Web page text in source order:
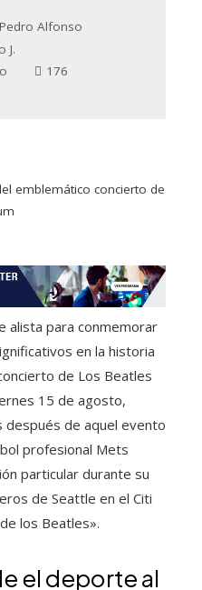
Pedro Alfonso
J.
176
emblemático concierto de
alista para conmemorar
en la historia
de Los Beatles
15 de agosto,
de aquel evento
profesional Mets
particular durante su
de Seattle en el Citi
los Beatles».
el deporte al